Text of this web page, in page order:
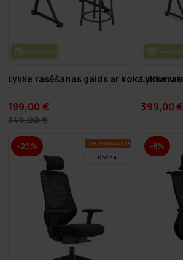
BEZ­MAK­SAS PIE­GĀ­DE
Lykke rasēšanas galds ar koka virsmu
199,00 €
349,00 €
Lykke
399,00 €
-20% VA­SA­RAS IZ­SKA­ŅA
LĪDZ 9.8.
-8%